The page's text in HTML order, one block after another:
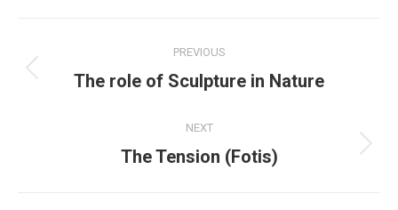
navigation
PREVIOUS
Previous
The role of Sculpture in Nature
NEXT
Next
The Tension (Fotis)